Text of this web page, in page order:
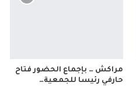
مراكش … بإجماع الحضور فتاح
حارفي رئيسا للجمعية…